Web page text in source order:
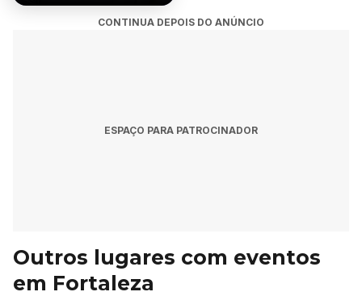
CONTINUA DEPOIS DO ANÚNCIO
ESPAÇO PARA PATROCINADOR
Outros lugares com eventos
em Fortaleza